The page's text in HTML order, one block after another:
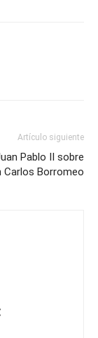
Artículo siguiente
Pablo II sobre
Carlos Borromeo